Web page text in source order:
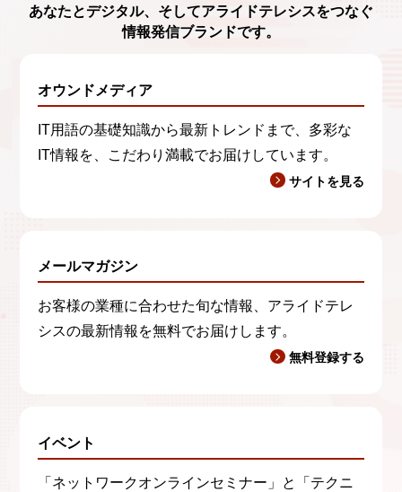
あなたとデジタル、 そしてアライドテレシスをつなぐ
情報発信ブランドです。
オウンドメディア
IT用語の基礎知識から最新トレンドまで、多彩な
IT情報を、こだわり満載でお届けしています。
サイトを見る
メールマガジン
お客様の業種に合わせた旬な情報、アライドテレ
シスの最新情報を無料でお届けします。
無料登録する
イベント
「ネットワークオンラインセミナー」と「テクニ